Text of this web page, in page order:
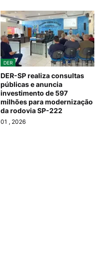
DER
DER-SP realiza consultas
públicas e anuncia
investimento de 597
milhões para modernização
da rodovia SP-222
01 , 2026